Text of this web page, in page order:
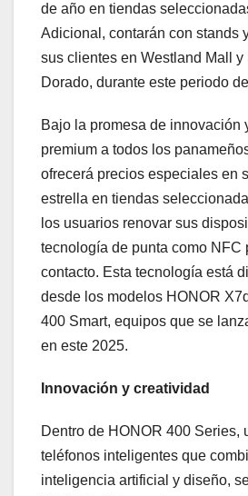
de año en tiendas
Adicional, contarán con stands
sus clientes en Westland Mall y
Dorado, durante este periodo
Bajo la promesa de innovación
premium a todos los
ofrecerá precios especiales en
estrella en tiendas
los usuarios renovar sus
tecnología de punta como NFC
contacto. Esta tecnología está
desde los modelos HONOR
400 Smart, equipos que se
en este 2025.
Innovación y creatividad
Dentro de HONOR 400 Series,
teléfonos inteligentes que
inteligencia artificial y diseño,